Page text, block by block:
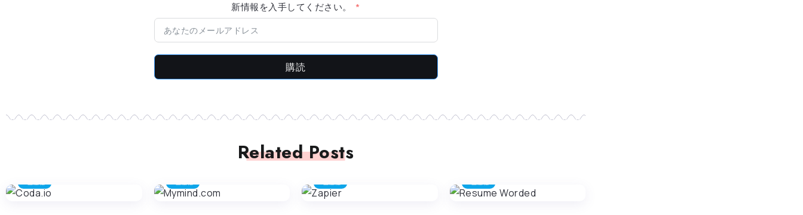
新情​​報を入手してください。
購読
Related Posts